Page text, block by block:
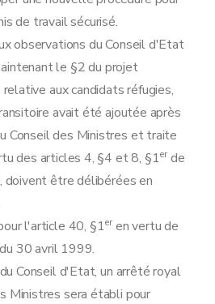
de travail sécurisé.
observations du Conseil d'Etat
le §2 du projet
aux candidats réfugies,
avait été ajoutée après
Conseil des Ministres et traite
des articles 4, §4 et 8, §1er de
être délibérées en
l'article 40, §1er en vertu de
30 avril 1999.
Conseil d'Etat, un arrêté royal
Ministres sera établi pour